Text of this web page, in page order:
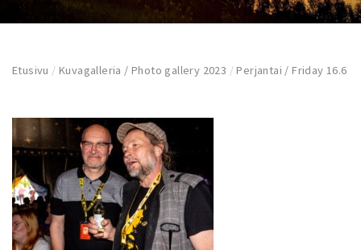
Etusivu /Kuvagalleria / Photo gallery 2023 /Perjantai / Friday 16.6